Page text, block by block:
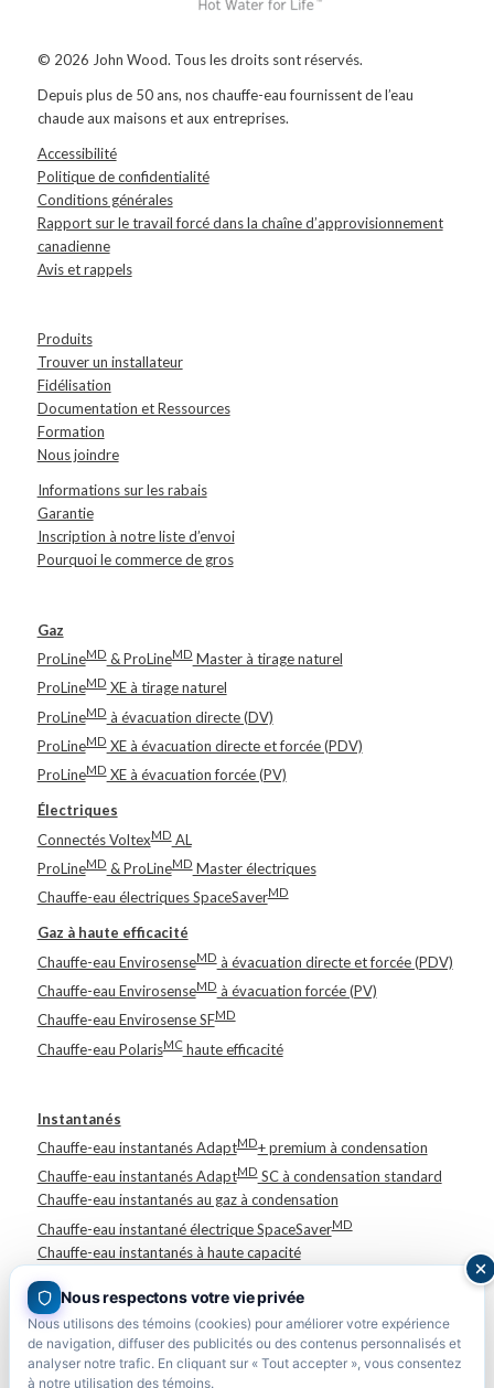
© 2026 John Wood. Tous les droits sont réservés.
Depuis plus de 50 ans, nos chauffe-eau fournissent de l’eau
chaude aux maisons et aux entreprises.
Accessibilité
Politique de confidentialité
Conditions générales
Rapport sur le travail forcé dans la chaîne d’approvisionnement
canadienne
Avis et rappels
Produits
Trouver un installateur
Fidélisation
Documentation et Ressources
Formation
Nous joindre
Informations sur les rabais
Garantie
Inscription à notre liste d’envoi
Pourquoi le commerce de gros
Gaz
ProLineMD& ProLineMDMaster à tirage naturel
ProLineMDXE à tirage naturel
ProLineMDà évacuation directe (DV)
ProLineMDXE à évacuation directe et forcée (PDV)
ProLineMDXE à évacuation forcée (PV)
Électriques
Connectés VoltexMDAL
ProLineMD& ProLineMDMaster électriques
Chauffe-eau électriques SpaceSaverMD
Gaz à haute efficacité
Chauffe-eau EnvirosenseMDà évacuation directe et forcée (PDV)
Chauffe-eau EnvirosenseMDà évacuation forcée (PV)
Chauffe-eau Envirosense SFMD
Chauffe-eau PolarisMChaute efficacité
Instantanés
Chauffe-eau instantanés AdaptMD+ premium à condensation
Chauffe-eau instantanés AdaptMDSC à condensation standard
Chauffe-eau instantanés au gaz à condensation
Chauffe-eau instantané électrique SpaceSaverMD
Chauffe-eau instantanés à haute capacité
Réservoirs de stockage
Réservoirs de stockage Flow THRU
Réservoirs de stockage
Nous respectons votre vie privée
Nous utilisons des témoins (cookies) pour améliorer votre expérience
de navigation, diffuser des publicités ou des contenus personnalisés et
analyser notre trafic. En cliquant sur « Tout accepter », vous consentez
à notre utilisation des témoins.